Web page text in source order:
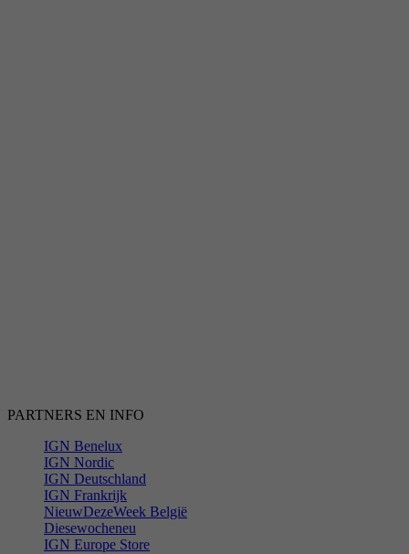
PARTNERS EN INFO
IGN Benelux
IGN Nordic
IGN Deutschland
IGN Frankrijk
NieuwDezeWeek België
Diesewocheneu
IGN Europe Store